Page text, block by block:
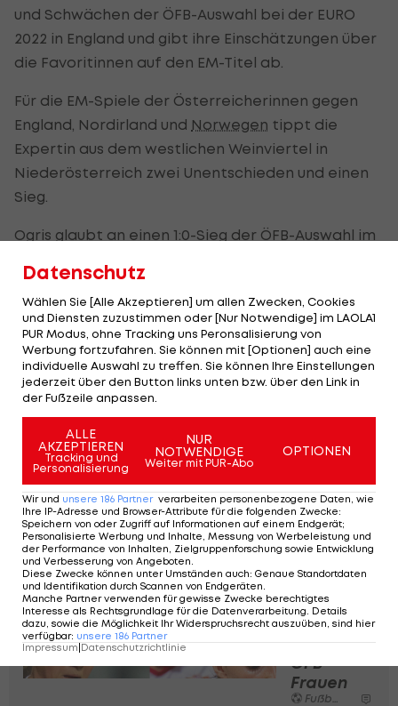
und Schwächen der ÖFB-Auswahl bei der EURO
2022 in England und gibt ihre Einschätzungen über
die Favoritinnen auf den EM-Titel ab.
Für die EM-Spiele der Österreicherinnen gegen
England, Nordirland und Norwegen tippt die
Expertin aus dem westlichen Weinviertel in
Niederösterreich zwei Unentschieden und einen
Sieg.
Ogris glaubt an einen 1:0-Sieg der ÖFB-Auswahl im
70.000 Fans in Old Trafford in Manchester gegen
England.
Der 64-fache Ex-Teamspieler und ehemalige
Kultspieler der Wiener Austria ist voll des Lobes
über die Entwicklung des Frauen-Fußballs in
Österreich und bei seinen Veilchen. Ogris weiß
aber auch, woran es am Weg zur Spitze noch
krankt und wo nach der EM der Hebel anzusetzen
ist.
Die gesamte Folge siehst du hier:
Zwei
EURO-
Ausfälle
bei den
ÖFB-
Frauen
Fußball
Datenschutz
Wählen Sie [Alle Akzeptieren] um allen Zwecken, Cookies
und Diensten zuzustimmen oder [Nur Notwendige] im LAOLA1
PUR Modus, ohne Tracking uns Peronsalisierung von
Werbung fortzufahren. Sie können mit [Optionen] auch eine
individuelle Auswahl zu treffen. Sie können Ihre Einstellungen
jederzeit über den Button links unten bzw. über den Link in
der Fußzeile anpassen.
ALLE
AKZEPTIEREN
Tracking und
Personalisierung
NUR
NOTWENDIGE
Weiter mit PUR-Abo
OPTIONEN
Wir und unsere 186 Partner verarbeiten personenbezogene Daten, wie
Ihre IP-Adresse und Browser-Attribute für die folgenden Zwecke:
Speichern von oder Zugriff auf Informationen auf einem Endgerät;
Personalisierte Werbung und Inhalte, Messung von Werbeleistung und
der Performance von Inhalten, Zielgruppenforschung sowie Entwicklung
und Verbesserung von Angeboten
Diese Zwecke können unter Umständen auch: Genaue Standortdaten
und Identifikation durch Scannen von Endgeräten
Manche Partner verwenden für gewisse Zwecke berechtigtes
Interesse als Rechtsgrundlage für die Datenverarbeitung. Details
dazu, sowie die Möglichkeit Ihr Widerspruchsrecht auszuüben, sind hier
verfügbar: unsere 186 Partner
Impressum|Datenschutzrichtlinie